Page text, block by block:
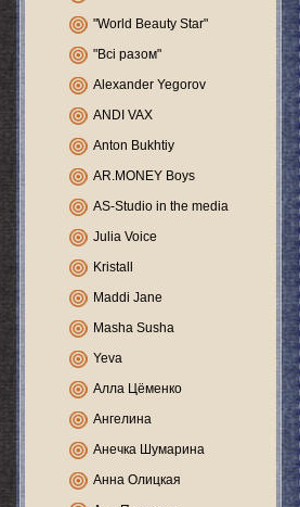
"World Beauty Star"
"Всі разом"
Alexander Yegorov
ANDI VAX
Anton Bukhtiy
AR.MONEY Boys
AS-Studio in the media
Julia Voice
Kristall
Maddi Jane
Masha Susha
Yeva
Алла Цёменко
Ангелина
Анечка Шумарина
Анна Олицкая